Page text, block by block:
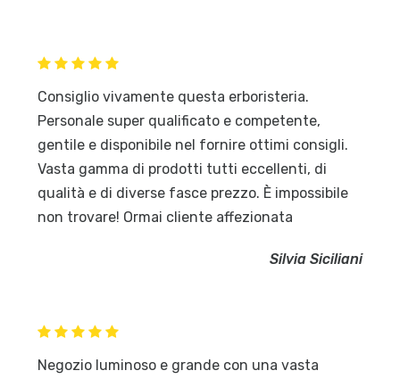
Consiglio vivamente questa erboristeria.
Personale super qualificato e competente,
gentile e disponibile nel fornire ottimi consigli.
Vasta gamma di prodotti tutti eccellenti, di
qualità e di diverse fasce prezzo. È impossibile
non trovare! Ormai cliente affezionata
Silvia Siciliani
Negozio luminoso e grande con una vasta